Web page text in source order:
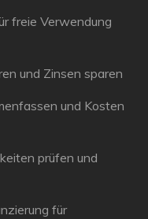
freie Verwendung
und Zinsen sparen
und Kosten
prüfen und
für